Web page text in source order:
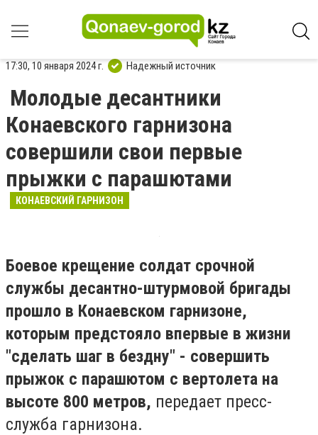
17:30, 10 января 2024 г. Надежный источник
Молодые десантники
Конаевского гарнизона
совершили свои первые
прыжки с парашютами
КОНАЕВСКИЙ ГАРНИЗОН
Боевое крещение солдат срочной
службы десантно-штурмовой бригады
прошло в Конаевском гарнизоне,
которым предстояло впервые в жизни
"сделать шаг в бездну" - совершить
прыжок с парашютом с вертолета на
высоте 800 метров, передает пресс-
служба гарнизона.